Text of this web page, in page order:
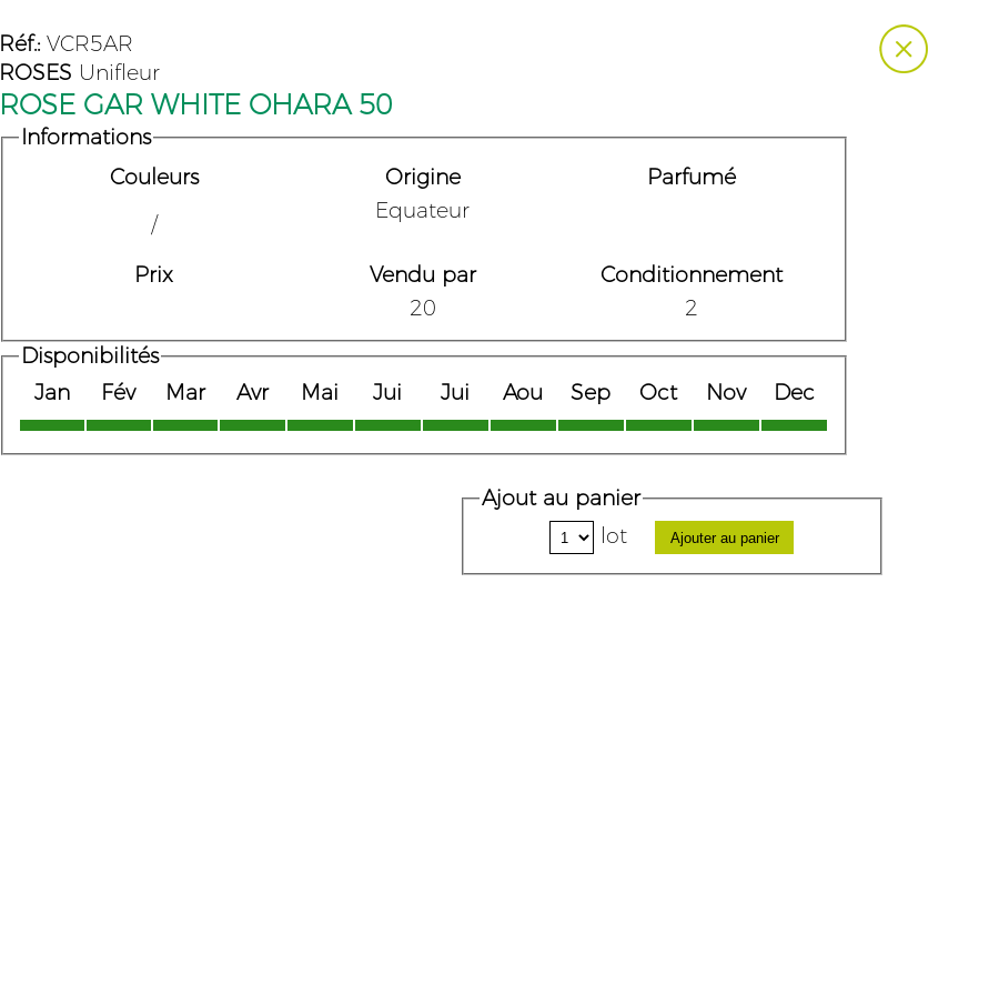
Réf.:VCR5AR
ROSES Unifleur
ROSE GAR WHITE OHARA 50
Informations
Couleurs
Origine
Parfumé
/
Equateur
Prix Vendu par
Conditionnement
20
2
Disponibilités
Jan
Fév Mar Avr Mai Jui Jui Aou Sep Oct Nov Dec
Ajout au panier
lot